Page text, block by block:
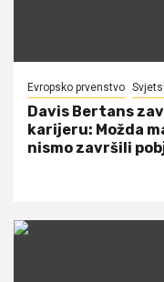
Evropsko prvenstvo
Davis Bertans
karijeru: Možda
nismo završili